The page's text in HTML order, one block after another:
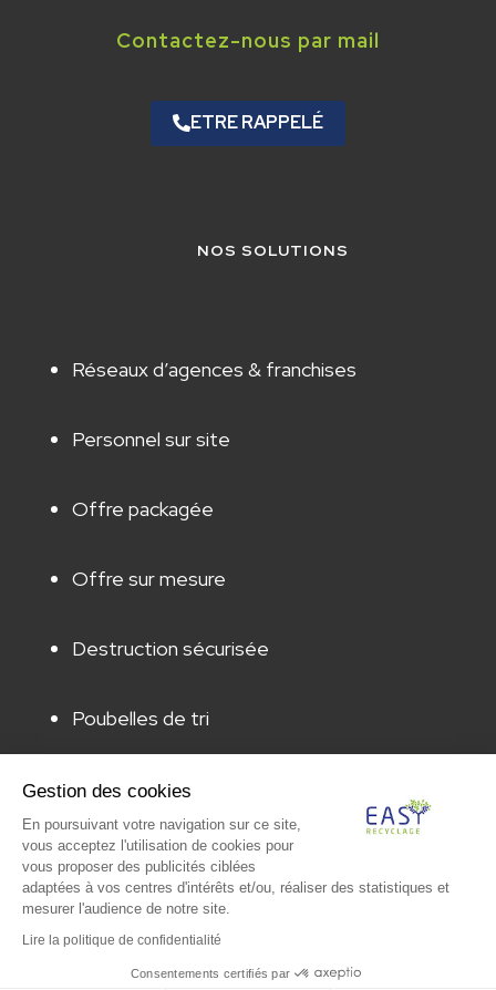
Contactez-nous par mail
ETRE RAPPELÉ
NOS SOLUTIONS
Réseaux d’agences & franchises
Personnel sur site
Offre packagée
Offre sur mesure
Destruction sécurisée
Poubelles de tri
Animation & sensibilisation
Audit & caractérisation
© Paprec Group 2022 – Tous droits réservés |
Générales de Vente|Mentions légales|Protection des
Gestion des cookies
En poursuivant votre navigation sur ce site,
vous acceptez l'utilisation de cookies pour
vous proposer des publicités ciblées
adaptées à vos centres d'intérêts et/ou, réaliser des statistiques et
mesurer l'audience de notre site.
Lire la politique de confidentialité
Consentements certifiés par